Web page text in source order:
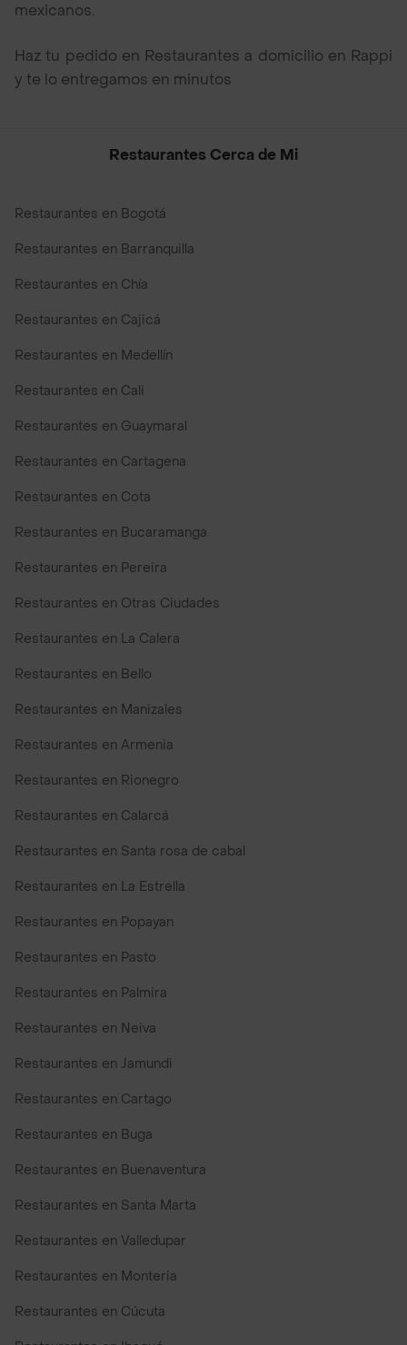
mexicanos.
Haz tu pedido en Restaurantes a domicilio en Rappi
y te lo entregamos en minutos
Restaurantes Cerca de Mi
Restaurantes en Bogotá
Restaurantes en Barranquilla
Restaurantes en Chía
Restaurantes en Cajicá
Restaurantes en Medellín
Restaurantes en Cali
Restaurantes en Guaymaral
Restaurantes en Cartagena
Restaurantes en Cota
Restaurantes en Bucaramanga
Restaurantes en Pereira
Restaurantes en Otras Ciudades
Restaurantes en La Calera
Restaurantes en Bello
Restaurantes en Manizales
Restaurantes en Armenia
Restaurantes en Rionegro
Restaurantes en Calarcá
Restaurantes en Santa rosa de cabal
Restaurantes en La Estrella
Restaurantes en Popayan
Restaurantes en Pasto
Restaurantes en Palmira
Restaurantes en Neiva
Restaurantes en Jamundi
Restaurantes en Cartago
Restaurantes en Buga
Restaurantes en Buenaventura
Restaurantes en Santa Marta
Restaurantes en Valledupar
Restaurantes en Monteria
Restaurantes en Cúcuta